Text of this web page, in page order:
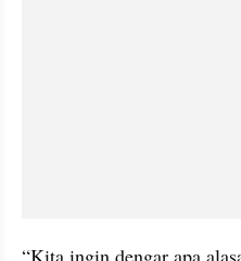
“Kita ingin dengar apa